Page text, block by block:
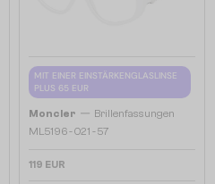
MIT EINER EINSTÄRKENGLASLINSE
PLUS 65 EUR
Moncler — Brillenfassungen
ML5196 - 021 - 57
119 EUR